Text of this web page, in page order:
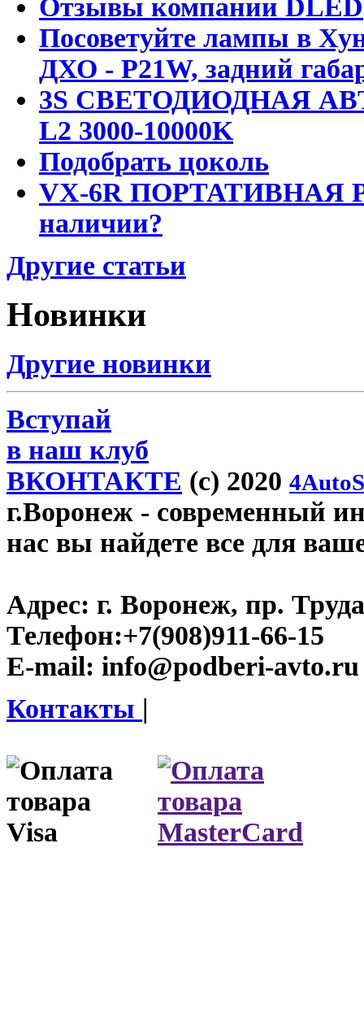
Отзывы компании DLED
Посоветуйте лампы в
ДХО - P21W, задний
3S СВЕТОДИОДНАЯ
L2 3000-10000K
Подобрать цоколь
VX-6R ПОРТАТИВНАЯ
наличии?
Другие статьи
Новинки
Другие новинки
Вступай
в наш клуб
ВКОНТАКТЕ (c) 2020
г.Воронеж - современный
нас вы найдете все для
Адрес: г. Воронеж, пр.
Телефон:+7(908)911-66-15
E-mail: info@podberi-avto.ru
Контакты |